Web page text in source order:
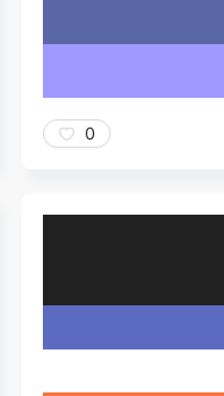
0